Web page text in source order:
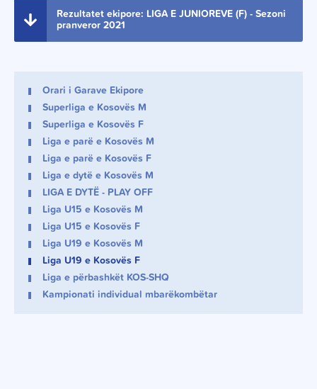
Rezultatet ekipore: LIGA E JUNIOREVE (F) - Sezoni
pranveror 2021
Orari i Garave Ekipore
Superliga e Kosovës M
Superliga e Kosovës F
Liga e parë e Kosovës M
Liga e parë e Kosovës F
Liga e dytë e Kosovës M
LIGA E DYTË - PLAY OFF
Liga U15 e Kosovës M
Liga U15 e Kosovës F
Liga U19 e Kosovës M
Liga U19 e Kosovës F
Liga e përbashkët KOS-SHQ
Kampionati individual mbarëkombëtar